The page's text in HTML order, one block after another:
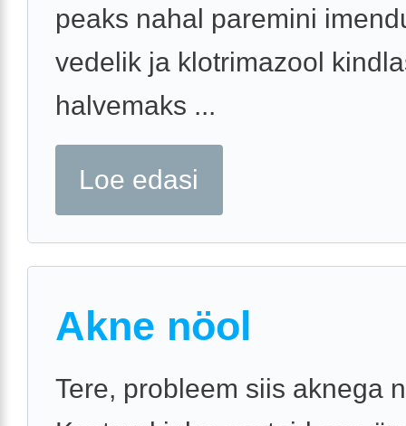
peaks nahal paremini
vedelik ja klotrimazool
halvemaks ...
Loe edasi
Akne nöol
Tere, probleem siis aknega